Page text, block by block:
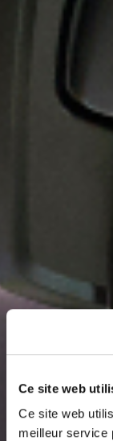
Ce site web
Ce site web
meilleur service